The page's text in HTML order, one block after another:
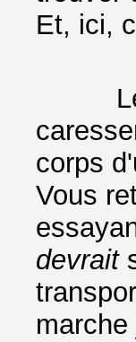
Et, ici,
Le
corps
Vous
devrait